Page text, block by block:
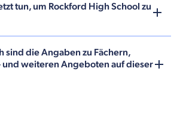
tun, um Rockford High School zu
sind die Angaben zu Fächern,
und weiteren Angeboten auf dieser